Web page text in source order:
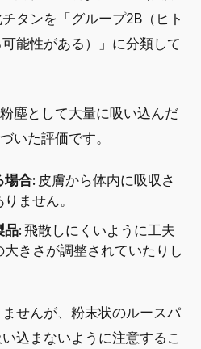
タンを「グループ2B（ヒト
能性がある）」に分類して
塵として大量に吸い込んだ
いた評価です。
場合: 皮膚から体内に吸収さ
ません。
品:飛散しにくいように工夫
きさが調整されていたりし
せんが、粉末状のルースパ
込まないように注意するこ